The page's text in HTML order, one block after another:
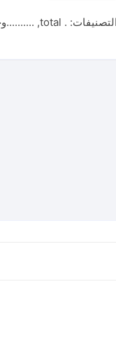
مياه
التصنيفات: . total
,